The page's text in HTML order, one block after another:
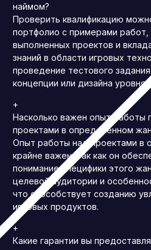
наймом?
Проверить квалификацию
портфолио с примерами
выполненных проектов и
знаний в области игровых
проведение тестового
концепции или дизайна уровня.
+
Насколько важен опыт работы
проектами в определенном
Опыт работы над проектами в
крайне важен, так как он
понимание специфики этого
целевой аудитории и
что способствует созданию
игровых продуктов.
+
Какие гарантии вы